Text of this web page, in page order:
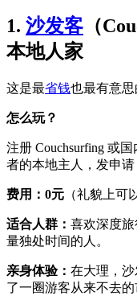
1. 沙发客 （
本地人家
这是最省钱也最有意思
怎么玩？
注册 Couchsurfing 或
者的本地主人，发申请
费用：0元 （礼貌上可
适合人群： 喜欢深度
量独处时间的人。
亲身体验： 在大理，
了一圈游客从来不去